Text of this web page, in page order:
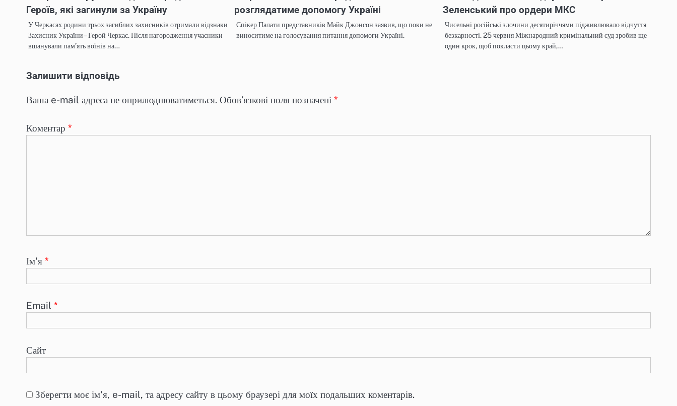
Героїв, які загинули за Україну
У Черкасах родини трьох загиблих захисників отримали відзнаки
Захисник України – Герой Черкас. Після нагородження учасники
вшанували пам’ять воїнів на…
розглядатиме допомогу Україні
Спікер Палати представників Майк Джонсон заявив, що поки не
виноситиме на голосування питання допомоги Україні.
Зеленський про ордери МКС
Чисельні російські злочини десятиріччями підживлювало відчуття
безкарності. 25 червня Міжнародний кримінальний суд зробив ще
один крок, щоб покласти цьому край,…
Залишити відповідь
Ваша e-mail адреса не оприлюднюватиметься. Обов’язкові поля позначені *
Коментар *
Ім'я *
Email *
Сайт
Зберегти моє ім'я, e-mail, та адресу сайту в цьому браузері для моїх подальших коментарів.